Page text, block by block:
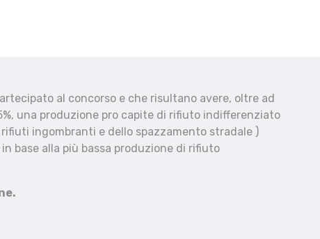
al concorso e che risultano avere, oltre ad
una produzione pro capite di rifiuto indifferenziato
ingombranti e dello spazzamento stradale )
base alla più bassa produzione di rifiuto